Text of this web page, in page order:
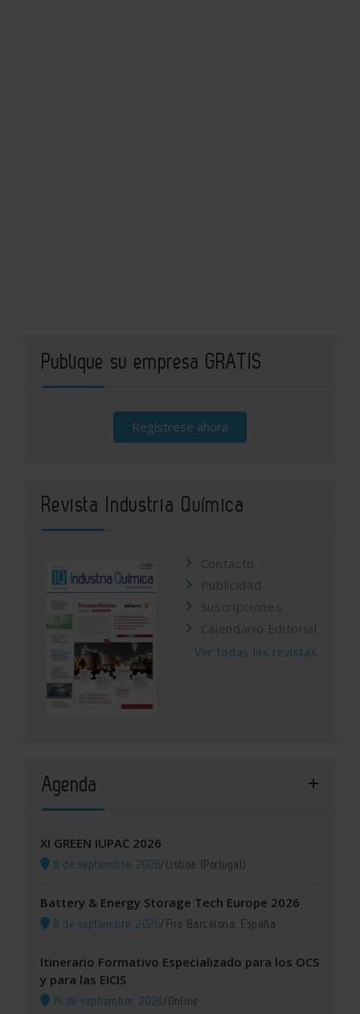
Publique su empresa GRATIS
Regístrese ahora
Revista Industria Química
Contacto
Publicidad
Suscripciones
Calendario Editorial
Ver todas las revistas
Agenda
XI GREEN IUPAC 2026
8 de septiembre, 2026/Lisboa (Portugal)
Battery & Energy Storage Tech Europe 2026
8 de septiembre, 2026/Fira Barcelona, España
Itinerario Formativo Especializado para los OCS
y para las EICIS
14 de septiembre, 2026/Online